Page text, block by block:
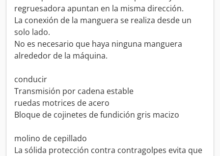
regruesadora apuntan en la misma dirección.
La conexión de la manguera se realiza desde un
solo lado.
No es necesario que haya ninguna manguera
alrededor de la máquina.
conducir
Transmisión por cadena estable
ruedas motrices de acero
Bloque de cojinetes de fundición gris macizo
molino de cepillado
La sólida protección contra contragolpes evita que